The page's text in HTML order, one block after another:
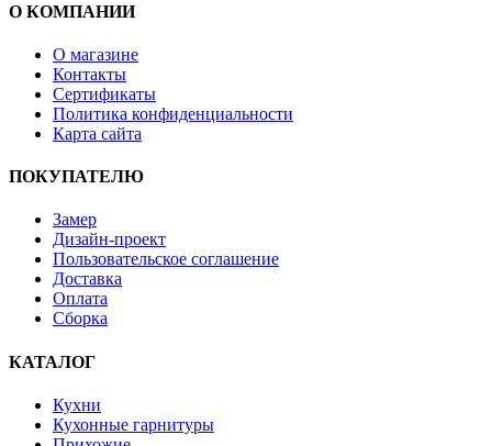
О КОМПАНИИ
О магазине
Контакты
Сертификаты
Политика конфиденциальности
Карта сайта
ПОКУПАТЕЛЮ
Замер
Дизайн-проект
Пользовательское соглашение
Доставка
Оплата
Сборка
КАТАЛОГ
Кухни
Кухонные гарнитуры